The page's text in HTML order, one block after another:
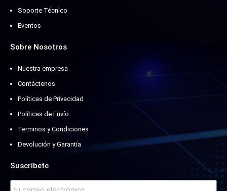
Soporte Técnico
Eventos
Sobre Nosotros
Nuestra empresa
Contáctenos
Políticas de Privacidad
Políticas de Envío
Terminos y Condiciones
Devolución y Garantía
Suscríbete